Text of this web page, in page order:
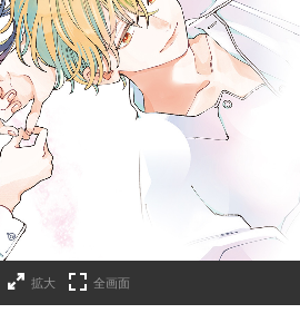
拡大 全画面